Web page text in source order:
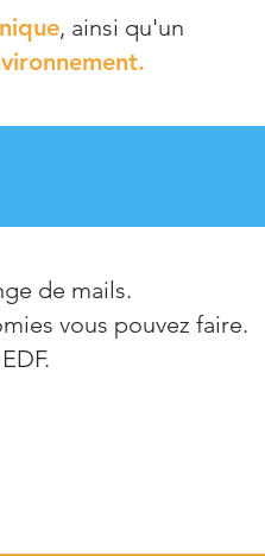
, ainsi qu'un
de mails.
vous pouvez faire.